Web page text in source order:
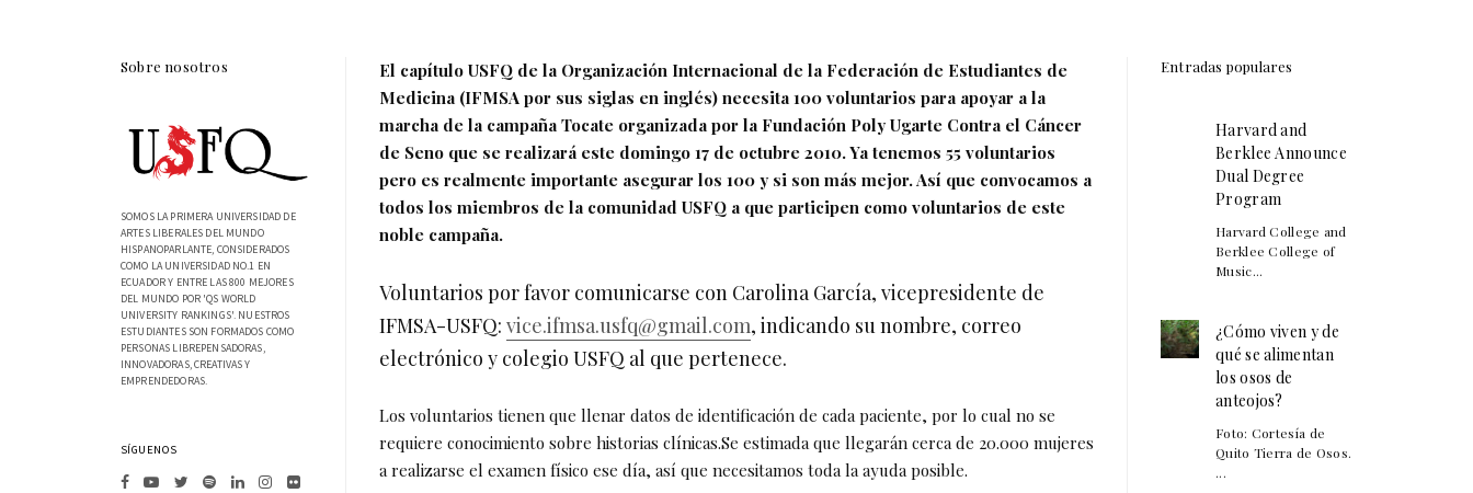
El capítulo USFQ de la Organización Internacional de la Federación de Estudiantes de
Medicina (IFMSA por sus siglas en inglés) necesita 100 voluntarios para apoyar a la
marcha de la campaña Tocate organizada por la Fundación Poly Ugarte Contra el Cáncer
de Seno que se realizará este domingo 17 de octubre 2010. Ya tenemos 55 voluntarios
pero es realmente importante asegurar los 100 y si son más mejor. Así que convocamos a
todos los miembros de la comunidad USFQ a que participen como voluntarios de este
noble campaña.
Voluntarios por favor comunicarse con Carolina García, vicepresidente de
IFMSA-USFQ: vice.ifmsa.usfq@gmail.com, indicando su nombre, correo
electrónico y colegio USFQ al que pertenece.
Los voluntarios tienen que llenar datos de identificación de cada paciente, por lo cual no se
requiere conocimiento sobre historias clínicas.Se estimada que llegarán cerca de 20.000 mujeres
a realizarse el examen físico ese día, así que necesitamos toda la ayuda posible.
Sobre nosotros
SOMOS LA PRIMERA UNIVERSIDAD DE
ARTES LIBERALES DEL MUNDO
HISPANOPARLANTE, CONSIDERADOS
COMO LA UNIVERSIDAD NO.1 EN
ECUADOR Y ENTRE LAS 800 MEJORES
DEL MUNDO POR 'QS WORLD
UNIVERSITY RANKINGS'. NUESTROS
ESTUDIANTES SON FORMADOS COMO
PERSONAS LIBREPENSADORAS,
INNOVADORAS, CREATIVAS Y
EMPRENDEDORAS.
SÍGUENOS
Entradas populares
Harvard and
Berklee Announce
Dual Degree
Program
Harvard College and
Berklee College of
Music...
¿Cómo viven y de
qué se alimentan
los osos de
anteojos?
Foto: Cortesía de
Quito Tierra de Osos.
...